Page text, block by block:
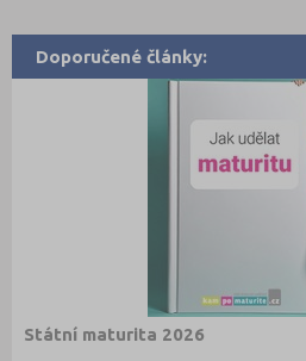
Doporučené články:
Státní maturita 2026